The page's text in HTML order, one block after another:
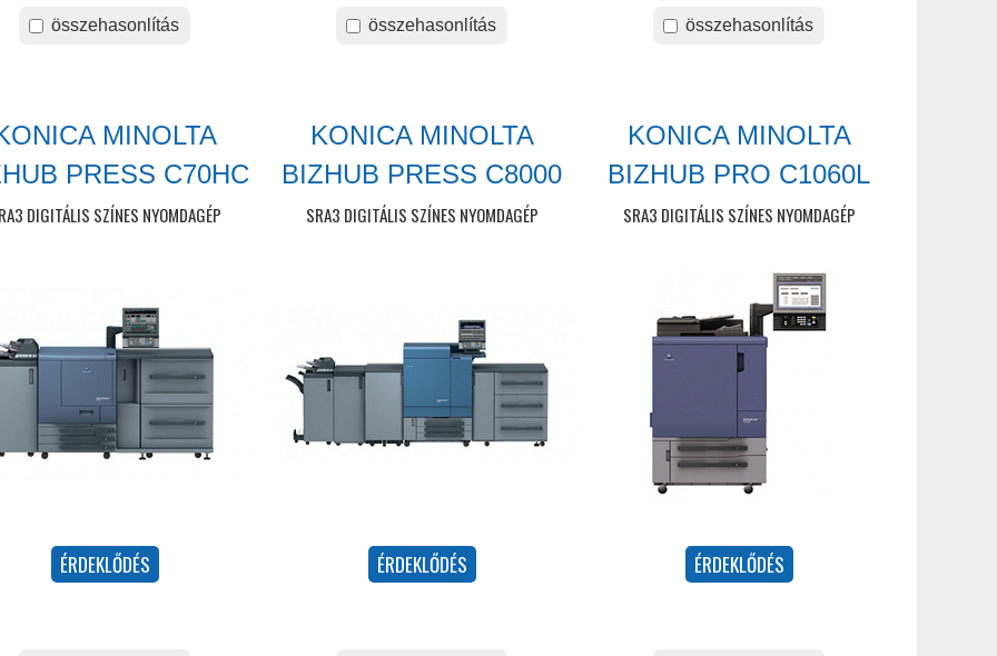
összehasonlítás összehasonlítás összehasonlítás
MINOLTA
PRESS C70HC
DIGITÁLIS SZÍNES NYOMDAGÉP
KONICA MINOLTA
BIZHUB PRESS C8000
SRA3 DIGITÁLIS SZÍNES NYOMDAGÉP
KONICA MINOLTA
BIZHUB PRO C1060L
SRA3 DIGITÁLIS SZÍNES NYOMDAGÉP